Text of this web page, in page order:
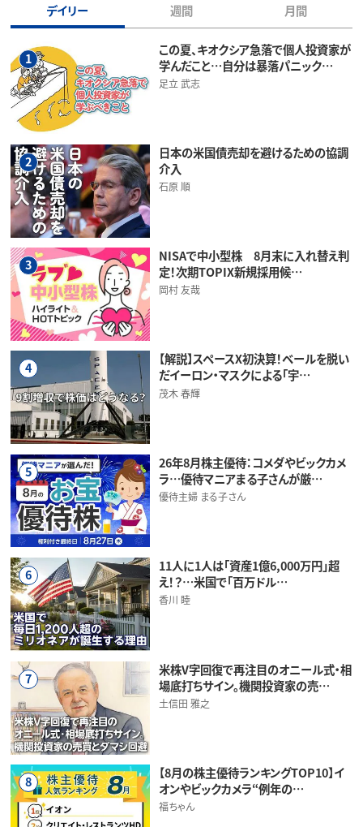
デイリー 週間 月間
1
この夏、キオクシア急落で個人投資家が
学んだこと…自分は暴落パニック…
足立 武志
2
日本の米国債売却を避けるための協調
介入
石原 順
3
NISAで中小型株 8月末に入れ替え判
定！次期TOPIX新規採用候…
岡村 友哉
4
【解説】スペースX初決算！ベールを脱い
だイーロン・マスクによる「宇…
茂木 春輝
5
26年8月株主優待：コメダやビックカメ
ラ…優待マニアまる子さんが厳…
優待主婦 まる子さん
6
11人に1人は「資産1億6,000万円」超
え！？…米国で「百万ドル…
香川 睦
7
米株V字回復で再注目のオニール式・相
場底打ちサイン。機関投資家の売…
土信田 雅之
8
【8月の株主優待ランキングTOP10】イ
オンやビックカメラ“例年の…
福ちゃん